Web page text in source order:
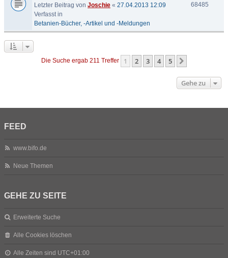
Letzter Beitrag von Joschie « 27.04.2013 12:09
Verfasst in
Betanien-Bücher, -Artikel und -Meldungen
68485
Die Suche ergab 211 Treffer 1 2 3 4 5
Gehe zu
FEED
www.bifo.de
Neue Themen
GEHE ZU SEITE
Erweiterte Suche
Alle Cookies löschen
Alle Zeiten sind UTC+01:00